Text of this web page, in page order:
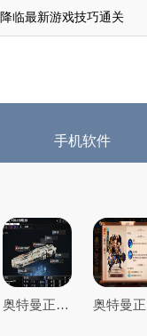
临最新游戏技巧通关
手机软件
奥特曼正义降临最全游戏攻略解说_奥特曼正义降临最新游戏技巧通关